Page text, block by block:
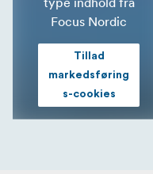
Focus Nordic
Tillad
markedsføring
s-cookies